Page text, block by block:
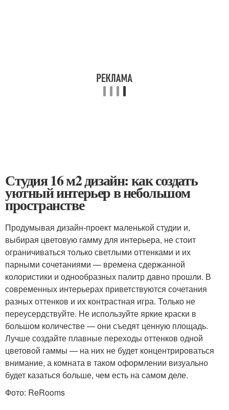
Студия 16 м2 дизайн: как создать
уютный интерьер в небольшом
пространстве
Продумывая дизайн-проект маленькой студии и,
выбирая цветовую гамму для интерьера, не стоит
ограничиваться только светлыми оттенками и их
парными сочетаниями — времена сдержанной
колористики и однообразных палитр давно прошли. В
современных интерьерах приветствуются сочетания
разных оттенков и их контрастная игра. Только не
переусердствуйте. Не используйте яркие краски в
большом количестве — они съедят ценную площадь.
Лучше создайте плавные переходы оттенков одной
цветовой гаммы — на них не будет концентрироваться
внимание, а комната в таком оформлении визуально
будет казаться больше, чем есть на самом деле.
Фото: ReRooms